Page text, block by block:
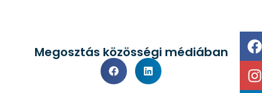
Megosztás közösségi médiában